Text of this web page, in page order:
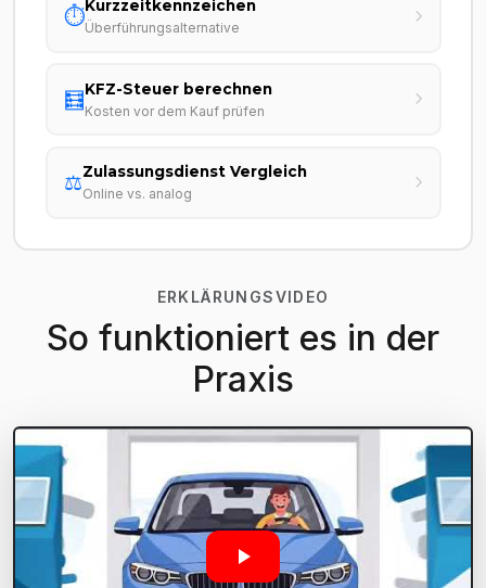
⏱️Kurzzeitkennzeichen
Überführungsalternative
🧮KFZ-Steuer berechnen
Kosten vor dem Kauf prüfen
⚖️Zulassungsdienst Vergleich
Online vs. analog
ERKLÄRUNGSVIDEO
So funktioniert es in der
Praxis